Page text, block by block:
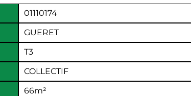
01110174
GUERET
T3
COLLECTIF
66m²